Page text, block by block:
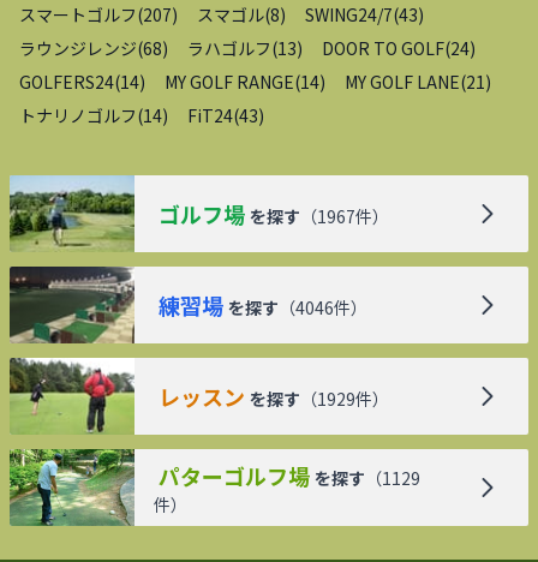
スマートゴルフ(207) スマゴル(8) SWING24/7(43)
ラウンジレンジ(68) ラハゴルフ(13) DOOR TO GOLF(24)
GOLFERS24(14) MY GOLF RANGE(14) MY GOLF LANE(21 )
トナリノゴルフ(14) FiT24(43)
ゴルフ場 を探す （1967件）
練習場 を探す （4046件）
レッスン を探す （1929件）
パターゴルフ場 を探す （1129
件）